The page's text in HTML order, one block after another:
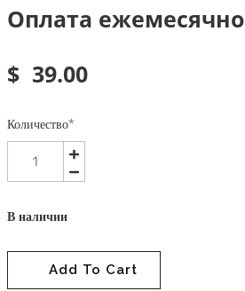
Оплата ежемесячно
$ 39.00
Количество*
В наличии
Add To Cart